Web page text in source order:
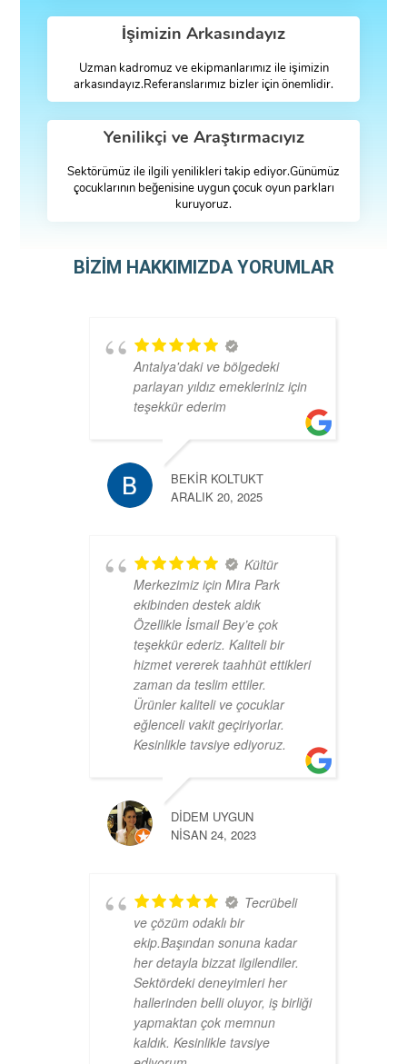
İşimizin Arkasındayız
Uzman kadromuz ve ekipmanlarımız ile işimizin
arkasındayız.Referanslarımız bizler için önemlidir.
Yenilikçi ve Araştırmacıyız
Sektörümüz ile ilgili yenilikleri takip ediyor.Günümüz
çocuklarının beğenisine uygun çocuk oyun parkları
kuruyoruz.
BİZİM HAKKIMIZDA YORUMLAR
Antalya'daki ve bölgedeki
parlayan yıldız emekleriniz için
teşekkür ederim
BEKIR KOLTUKT
ARALIK 20, 2025
Kültür
Merkezimiz için Mira Park
ekibinden destek aldık
Özellikle İsmail Bey’e çok
teşekkür ederiz. Kaliteli bir
hizmet vererek taahhüt ettikleri
zaman da teslim ettiler.
Ürünler kaliteli ve çocuklar
eğlenceli vakit geçiriyorlar.
Kesinlikle tavsiye ediyoruz.
DIDEM UYGUN
NISAN 24, 2023
Tecrübeli
ve çözüm odaklı bir
ekip.Başından sonuna kadar
her detayla bizzat ilgilendiler.
Sektördeki deneyimleri her
hallerinden belli oluyor, iş birliği
yapmaktan çok memnun
kaldık. Kesinlikle tavsiye